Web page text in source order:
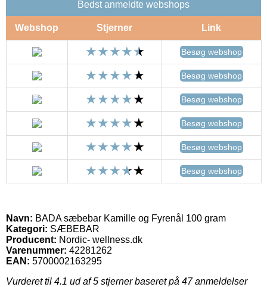
Bedst anmeldte webshops
Webshop Stjerner Link
Besøg webshop
Besøg webshop
Besøg webshop
Besøg webshop
Besøg webshop
Besøg webshop
Navn: BADA sæbebar Kamille og Fyrenål 100 gram
Kategori: SÆBEBAR
Producent: Nordic- wellness.dk
Varenummer: 42281262
EAN: 5700002163295
Vurderet til 4.1 ud af 5 stjerner baseret på 47anmeldelser